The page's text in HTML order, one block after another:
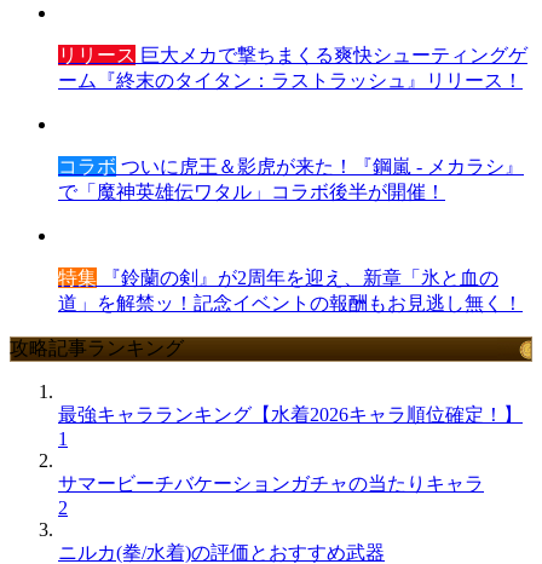
リリース 巨大メカで撃ちまくる爽快シューティングゲ
ーム『終末のタイタン：ラストラッシュ』リリース！
コラボ ついに虎王＆影虎が来た！『鋼嵐 - メカラシ』
で「魔神英雄伝ワタル」コラボ後半が開催！
特集 『鈴蘭の剣』が2周年を迎え、新章「氷と血の
道」を解禁ッ！記念イベントの報酬もお見逃し無く！
攻略記事ランキング
最強キャラランキング【水着2026キャラ順位確定！】
1
サマービーチバケーションガチャの当たりキャラ
2
ニルカ(拳/水着)の評価とおすすめ武器